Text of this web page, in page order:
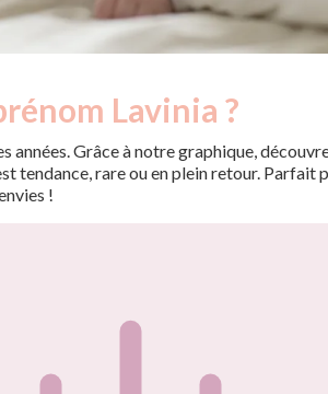
Lavinia ?
années. Grâce à notre graphique,
tendance, rare ou en plein retour. Parfait
!